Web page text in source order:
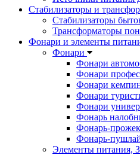
Стабилизаторы и
Стабилизаторы
Трансформаторы
Фонари и элементы
Фонари
Фонари
Фонари
Фонари
Фонари
Фонари
Фонарь
Фонарь-
Фонарь-
Элементы питания,